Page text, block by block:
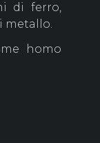
di ferro,
metallo.
homo